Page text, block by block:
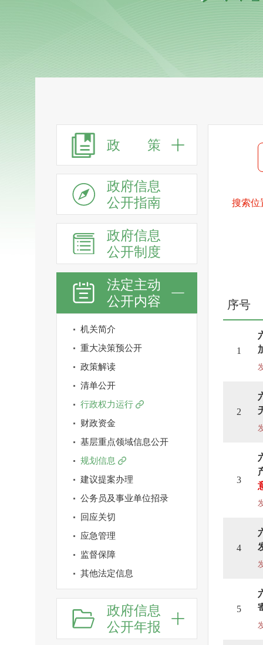
政 策
政府信息
公开指南
政府信息
公开制度
法定主动
公开内容
机关简介
重大决策预公开
政策解读
清单公开
行政权力运行
财政资金
基层重点领域信息公开
规划信息
建议提案办理
公务员及事业单位招录
回应关切
应急管理
监督保障
其他法定信息
政府信息
公开年报
搜索位
序号
1
2
3
4
5